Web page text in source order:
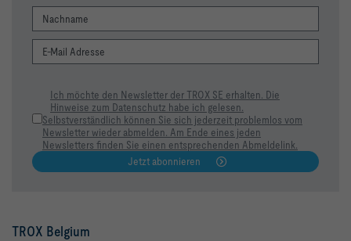
Ich möchte den Newsletter der TROX SE erhalten. Die
Hinweise zum Datenschutz habe ich gelesen.
Selbstverständlich können Sie sich jederzeit problemlos vom
Newsletter wieder abmelden. Am Ende eines jeden
Newsletters finden Sie einen entsprechenden Abmeldelink.
Jetzt abonnieren
TROX Belgium